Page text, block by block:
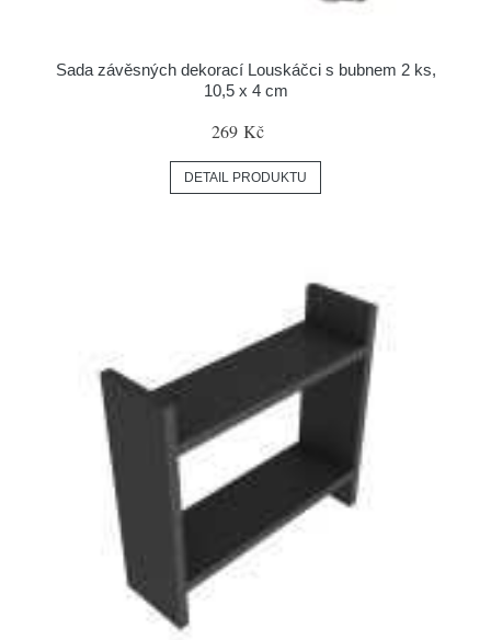
Sada závěsných dekorací Louskáčci s bubnem 2 ks,
10,5 x 4 cm
269 Kč
DETAIL PRODUKTU